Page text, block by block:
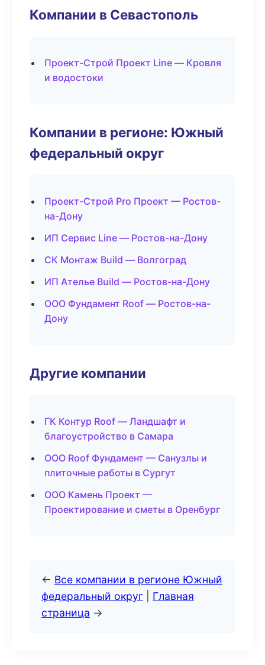
Компании в Севастополь
Проект-Строй Проект Line — Кровля
и водостоки
Компании в регионе: Южный
федеральный округ
Проект-Строй Pro Проект — Ростов-
на-Дону
ИП Сервис Line — Ростов-на-Дону
СК Монтаж Build — Волгоград
ИП Ателье Build — Ростов-на-Дону
ООО Фундамент Roof — Ростов-на-
Дону
Другие компании
ГК Контур Roof — Ландшафт и
благоустройство в Самара
ООО Roof Фундамент — Санузлы и
плиточные работы в Сургут
ООО Камень Проект —
Проектирование и сметы в Оренбург
← Все компании в регионе Южный
федеральный округ
Главная
страница →